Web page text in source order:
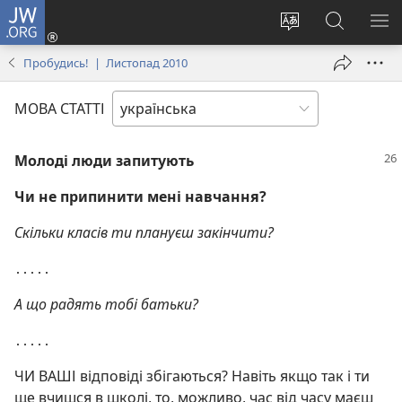
JW.ORG
Змінити
Увійти
(відкривається
вікні)
Пошук
на
сайті
Пробудись! | Листопад 2010
МОВА СТАТТІ
Молоді люди запитують
Чи не припинити мені навчання?
Скільки класів ти плануєш закінчити?
․․․․․
А що радять тобі батьки?
․․․․․
ЧИ ВАШІ відповіді збігаються? Навіть якщо так і ти
ще вчишся в школі, то, можливо, час від часу маєш